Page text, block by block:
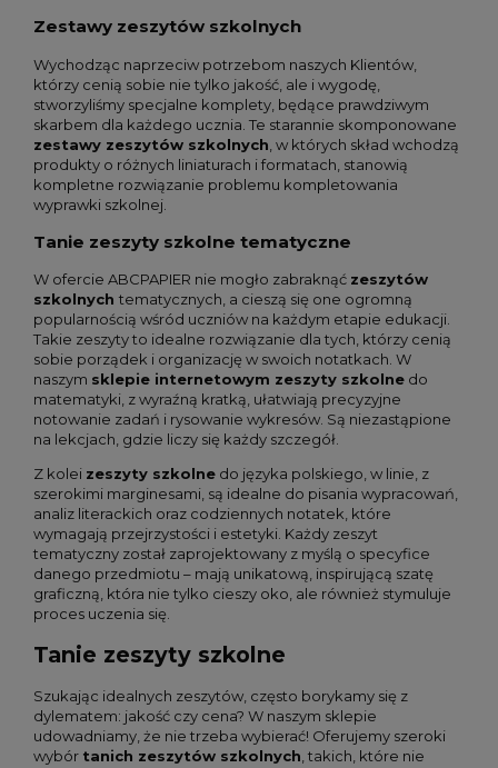
Zestawy zeszytów szkolnych
Wychodząc naprzeciw potrzebom naszych Klientów,
którzy cenią sobie nie tylko jakość, ale i wygodę,
stworzyliśmy specjalne komplety, będące prawdziwym
skarbem dla każdego ucznia. Te starannie skomponowane
zestawy zeszytów szkolnych , w których skład wchodzą
produkty o różnych liniaturach i formatach, stanowią
kompletne rozwiązanie problemu kompletowania
wyprawki szkolnej.
Tanie zeszyty szkolne tematyczne
W ofercie ABCPAPIER nie mogło zabraknąć zeszytów
szkolnych tematycznych, a cieszą się one ogromną
popularnością wśród uczniów na każdym etapie edukacji.
Takie zeszyty to idealne rozwiązanie dla tych, którzy cenią
sobie porządek i organizację w swoich notatkach. W
naszym sklepie internetowym zeszyty szkolne do
matematyki, z wyraźną kratką, ułatwiają precyzyjne
notowanie zadań i rysowanie wykresów. Są niezastąpione
na lekcjach, gdzie liczy się każdy szczegół.
Z kolei zeszyty szkolne do języka polskiego, w linie, z
szerokimi marginesami, są idealne do pisania wypracowań,
analiz literackich oraz codziennych notatek, które
wymagają przejrzystości i estetyki. Każdy zeszyt
tematyczny został zaprojektowany z myślą o specyfice
danego przedmiotu – mają unikatową, inspirującą szatę
graficzną, która nie tylko cieszy oko, ale również stymuluje
proces uczenia się.
Tanie zeszyty szkolne
Szukając idealnych zeszytów, często borykamy się z
dylematem: jakość czy cena? W naszym sklepie
udowadniamy, że nie trzeba wybierać! Oferujemy szeroki
wybór tanich zeszytów szkolnych, takich, które nie